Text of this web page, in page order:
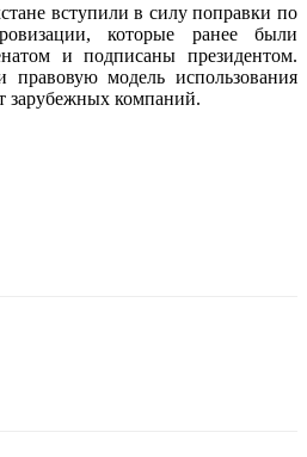
вступили в силу поправки по
которые ранее были
и подписаны президентом.
правовую модель использования
зарубежных компаний.